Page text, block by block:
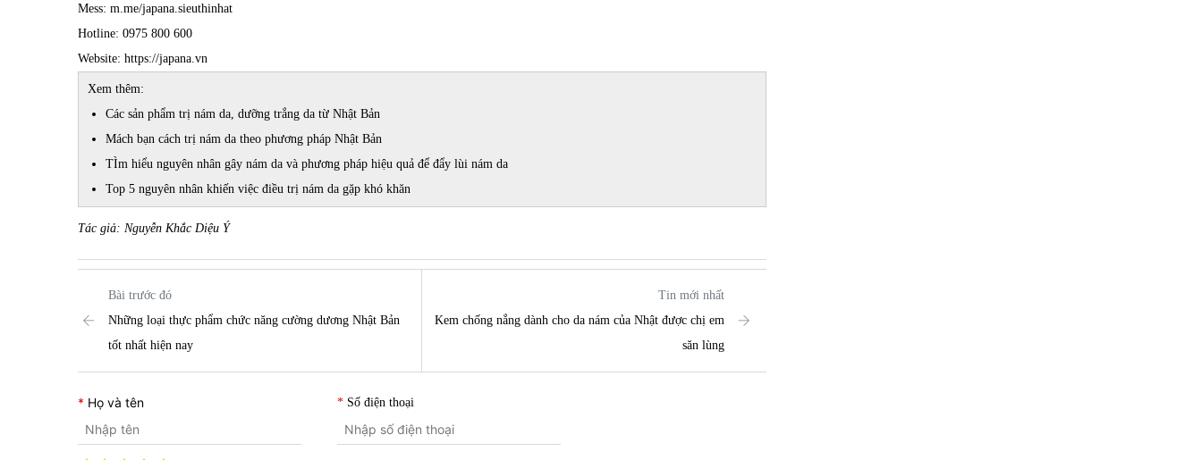
Mess: m.me/japana.sieuthinhat
Hotline: 0975 800 600
Website: https://japana.vn
Xem thêm:
Các sản phẩm trị nám da, dưỡng trắng da từ Nhật Bản
Mách bạn cách trị nám da theo phương pháp Nhật Bản
TÌm hiểu nguyên nhân gây nám da và phương pháp hiệu quả để đẩy lùi nám da
Top 5 nguyên nhân khiến việc điều trị nám da gặp khó khăn
Tác giả: Nguyễn Khắc Diệu Ý
Bài trước đó
Những loại thực phẩm chức năng cường dương Nhật Bản
tốt nhất hiện nay
Tin mới nhất
Kem chống nắng dành cho da nám của Nhật được chị em
săn lùng
Họ và tên Số điện thoại